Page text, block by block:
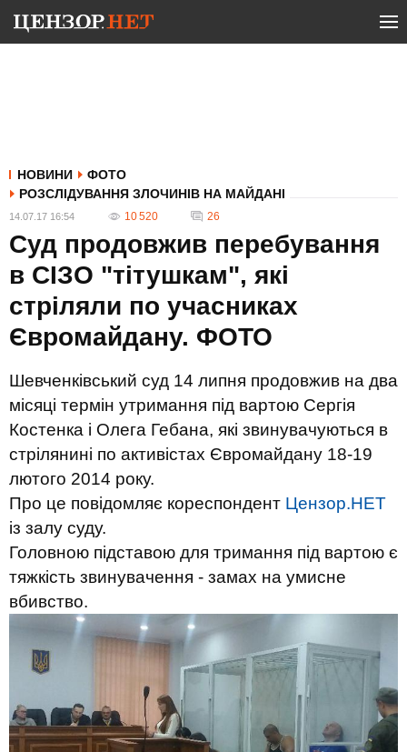
НОВИНИ
ФОТО
РОЗСЛІДУВАННЯ ЗЛОЧИНІВ НА МАЙДАНІ
14.07.17 16:54 10 520 26
Суд продовжив перебування
в СІЗО "тітушкам", які
стріляли по учасниках
Євромайдану. ФОТО
Шевченківський суд 14 липня продовжив на два
місяці термін утримання під вартою Сергія
Костенка і Олега Гебана, які звинувачуються в
стрілянині по активістах Євромайдану 18-19
лютого 2014 року.
Про це повідомляє кореспондент Цензор.НЕТ
із залу суду.
Головною підставою для тримання під вартою є
тяжкість звинувачення - замах на умисне
вбивство.